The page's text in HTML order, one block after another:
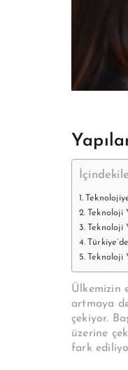
Teknoloji
Teknoloji
Ülkemizin
artmaya
çekiyor.
üzerine
fark